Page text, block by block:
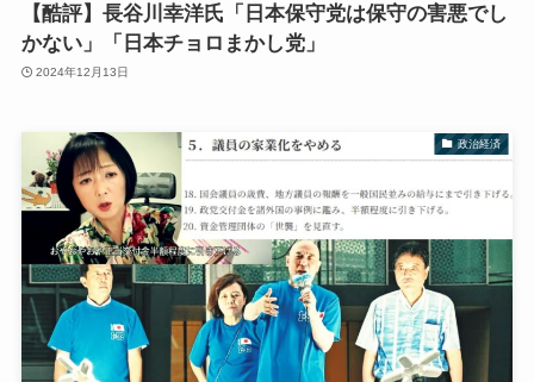
【酷評】長谷川幸洋氏「日本保守党は保守の害悪でし
かない」「日本チョロまかし党」
2024年12月13日
政治経済